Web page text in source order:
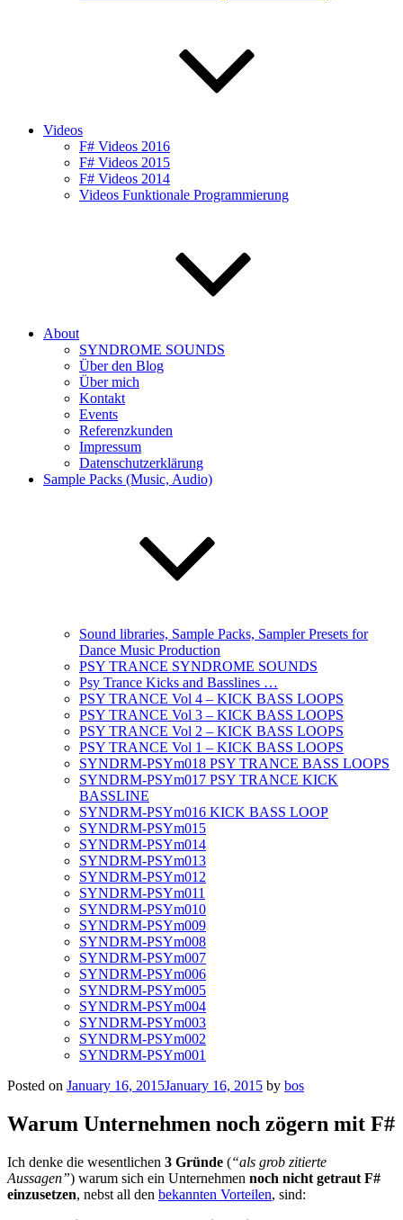
Videos
F# Videos 2016
F# Videos 2015
F# Videos 2014
Videos Funktionale Programmierung
About
SYNDROME SOUNDS
Über den Blog
Über mich
Kontakt
Events
Referenzkunden
Impressum
Datenschutzerklärung
Sample Packs (Music, Audio)
Sound libraries, Sample Packs, Sampler Presets for
Dance Music Production
PSY TRANCE SYNDROME SOUNDS
Psy Trance Kicks and Basslines …
PSY TRANCE Vol 4 – KICK BASS LOOPS
PSY TRANCE Vol 3 – KICK BASS LOOPS
PSY TRANCE Vol 2 – KICK BASS LOOPS
PSY TRANCE Vol 1 – KICK BASS LOOPS
SYNDRM-PSYm018 PSY TRANCE BASS LOOPS
SYNDRM-PSYm017 PSY TRANCE KICK
BASSLINE
SYNDRM-PSYm016 KICK BASS LOOP
SYNDRM-PSYm015
SYNDRM-PSYm014
SYNDRM-PSYm013
SYNDRM-PSYm012
SYNDRM-PSYm011
SYNDRM-PSYm010
SYNDRM-PSYm009
SYNDRM-PSYm008
SYNDRM-PSYm007
SYNDRM-PSYm006
SYNDRM-PSYm005
SYNDRM-PSYm004
SYNDRM-PSYm003
SYNDRM-PSYm002
SYNDRM-PSYm001
Posted on January 16, 2015January 16, 2015 by bos
Warum Unternehmen noch zögern mit F#
Ich denke die wesentlichen 3 Gründe (“als grob zitierte
Aussagen”) warum sich ein Unternehmen noch nicht getraut F#
einzusetzen, nebst all den bekannten Vorteilen, sind: